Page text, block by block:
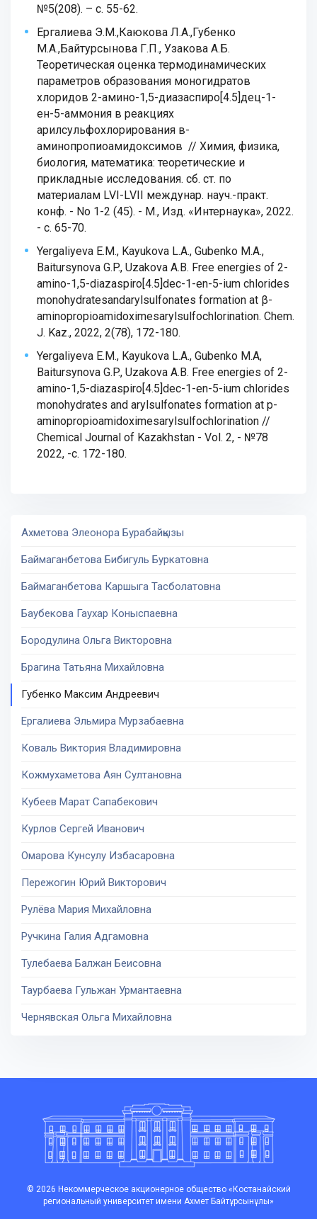
№5(208). – с. 55-62.
Ергалиева Э.М.,Каюкова Л.А.,Губенко
М.А.,Байтурсынова Г.П., Узакова А.Б.
Теоретическая оценка термодинамических
параметров образования моногидратов
хлоридов 2-амино-1,5-диазаспиро[4.5]дец-1-
ен-5-аммония в реакциях
арилсульфохлорирования в-
аминопропиоамидоксимов // Химия, физика,
биология, математика: теоретические и
прикладные исследования. сб. ст. по
материалам LVI-LVII междунар. науч.-практ.
конф. - No 1-2 (45). - М., Изд. «Интернаука», 2022.
- с. 65-70.
Yergaliyeva E.M., Kayukova L.A., Gubenko M.A.,
Baitursynova G.P., Uzakova A.B. Free energies of 2-
amino-1,5-diazaspiro[4.5]dec-1-en-5-ium chlorides
monohydratesandarylsulfonates formation at β-
aminopropioamidoximesarylsulfochlorination. Chem.
J. Kaz., 2022, 2(78), 172-180.
Yergaliyeva E.M., Kayukova L.A., Gubenko M.A,
Baitursynova G.P., Uzakova A.B. Free energies of 2-
amino-1,5-diazaspiro[4.5]dec-1-en-5-ium chlorides
monohydrates and arylsulfonates formation at p-
aminopropioamidoximesarylsulfochlorination //
Chemical Journal of Kazakhstan - Vol. 2, - №78
2022, -с. 172-180.
Ахметова Элеонора Бурабайқызы
Баймаганбетова Бибигуль Буркатовна
Баймаганбетова Каршыга Тасболатовна
Баубекова Гаухар Коныспаевна
Бородулина Ольга Викторовна
Брагина Татьяна Михайловна
Губенко Максим Андреевич
Ергалиева Эльмира Мурзабаевна
Коваль Виктория Владимировна
Кожмухаметова Аян Султановна
Кубеев Марат Сапабекович
Курлов Сергей Иванович
Омарова Кунсулу Избасаровна
Пережогин Юрий Викторович
Рулёва Мария Михайловна
Ручкина Галия Адгамовна
Тулебаева Балжан Беисовна
Таурбаева Гульжан Урмантаевна
Чернявская Ольга Михайловна
© 2026 Некоммерческое акционерное общество «Костанайский
региональный университет имени Ахмет Байтұрсынұлы»